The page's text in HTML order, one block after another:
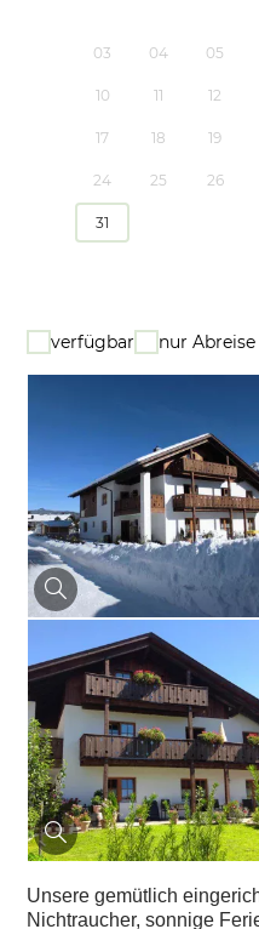
03 04 05
10 11 12
17 18 19
24 25 26
31
verfügbar nur
Unsere gemütlich
Nichtraucher, sonnige